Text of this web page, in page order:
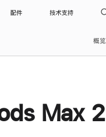
配件 技术支持
概览
Max 2